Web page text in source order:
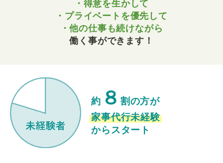
・得意を生かして
・プライベートを優先して
・他の仕事も続けながら
働く事ができます！
約 ８ 割の方が
家事代行未経験
からスタート